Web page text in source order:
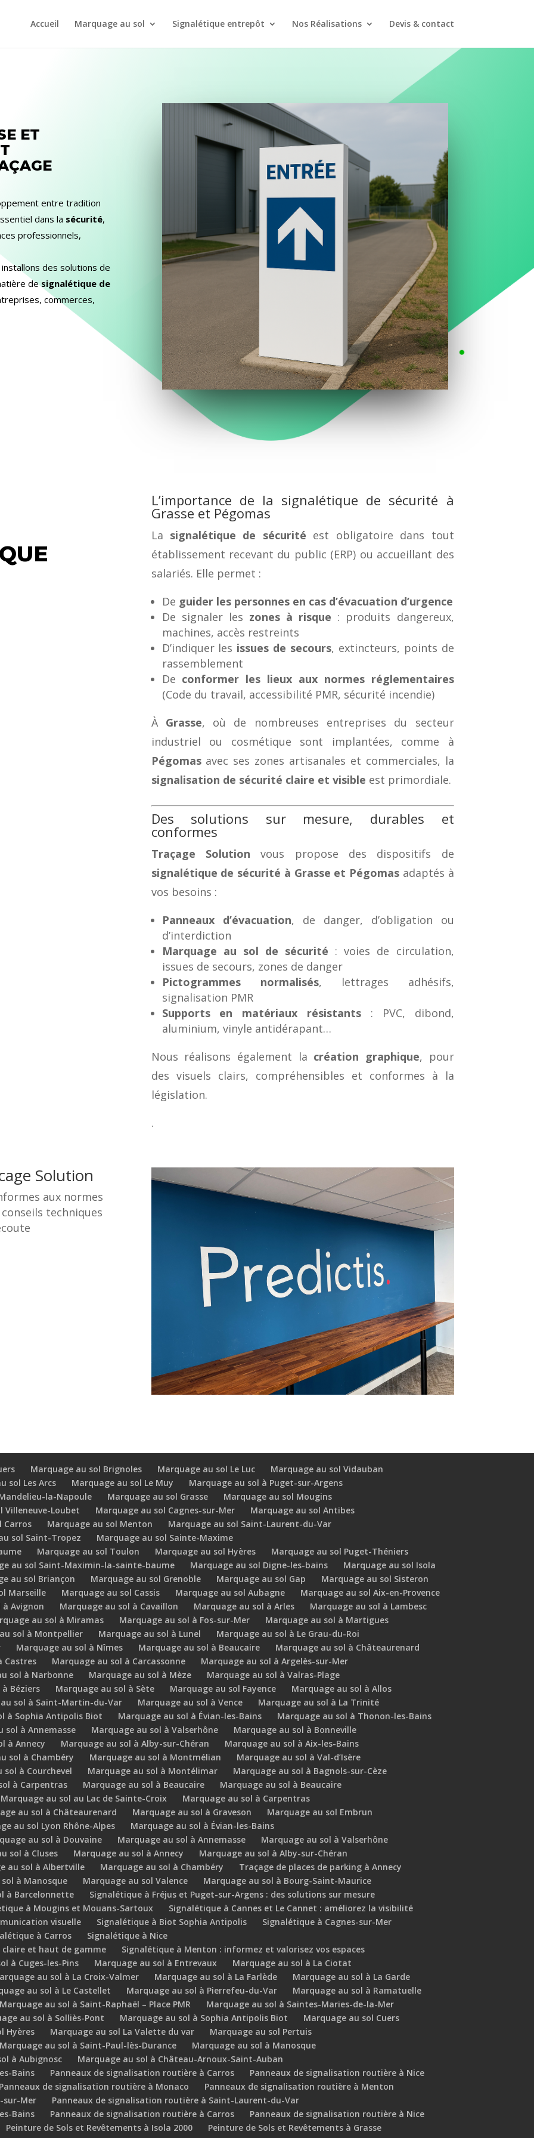
Accueil Marquage au sol Signalétique entrepôt Nos Réalisations Devis & contact
ET
entre tradition
dans la sécurité,
professionnels,
des solutions de
designalétique de
commerces,
L’importance de la signalétique de sécurité à
Grasse et Pégomas
La signalétique de sécurité est obligatoire dans tout
établissement recevant du public (ERP) ou accueillant des
salariés. Elle permet :
De guider les personnes en cas d’évacuation d’urgence
De signaler les zones à risque : produits dangereux,
machines, accès restreints
D’indiquer les issues de secours, extincteurs, points de
rassemblement
De conformer les lieux aux normes réglementaires
(Code du travail, accessibilité PMR, sécurité incendie)
À Grasse, où de nombreuses entreprises du secteur
industriel ou cosmétique sont implantées, comme à
Pégomasavec ses zones artisanales et commerciales, la
signalisation de sécurité claire et visible est primordiale.
Des solutions sur mesure, durables et
conformes
Traçage Solution vous propose des dispositifs de
signalétique de sécurité à Grasse et Pégomas adaptés à
vos besoins :
Panneaux d’évacuation, de danger, d’obligation ou
d’interdiction
Marquage au sol de sécurité : voies de circulation,
issues de secours, zones de danger
Pictogrammes normalisés, lettrages adhésifs,
signalisation PMR
Supports en matériaux résistants : PVC, dibond,
aluminium, vinyle antidérapant…
Nous réalisons également la création graphique, pour
des visuels clairs, compréhensibles et conformes à la
législation.
.
Solution
aux normes
techniques
Marquage au sol Brignoles Marquage au sol Le Luc
Marquage au sol Vidauban
sol Les Arcs Marquage au sol Le Muy
Marquage au sol à Puget-sur-Argens
la-Napoule Marquage au sol Grasse
Marquage au sol Mougins
Villeneuve-Loubet Marquage au sol Cagnes-sur-Mer
Marquage au sol Antibes
Carros Marquage au sol Menton
Marquage au sol Saint-Laurent-du-Var
sol Saint-Tropez
Marquage au sol Sainte-Maxime
Marquage au sol Toulon Marquage au sol Hyères
Marquage au sol Puget-Théniers
au sol Saint-Maximin-la-sainte-baume Marquage au sol Digne-les-bains
Marquage au sol Isola
au sol Briançon Marquage au sol Grenoble Marquage au sol Gap
Marquage au sol Sisteron
Marseille Marquage au sol Cassis Marquage au sol Aubagne
Marquage au sol Aix-en-Provence
Avignon Marquage au sol à Cavaillon Marquage au sol à Arles
Marquage au sol à Lambesc
au sol à Miramas Marquage au sol à Fos-sur-Mer
Marquage au sol à Martigues
sol à Montpellier Marquage au sol à Lunel
Marquage au sol à Le Grau-du-Roi
Marquage au sol à Nîmes Marquage au sol à Beaucaire
Marquage au sol à Châteaurenard
Castres Marquage au sol à Carcassonne
Marquage au sol à Argelès-sur-Mer
sol à Narbonne Marquage au sol à Mèze
Marquage au sol à Valras-Plage
Béziers Marquage au sol à Sète Marquage au sol Fayence
Marquage au sol à Allos
sol à Saint-Martin-du-Var Marquage au sol à Vence
Marquage au sol à La Trinité
à Sophia Antipolis Biot Marquage au sol à Évian-les-Bains
Marquage au sol à Thonon-les-Bains
sol à Annemasse Marquage au sol à Valserhône
Marquage au sol à Bonneville
à Annecy Marquage au sol à Alby-sur-Chéran
Marquage au sol à Aix-les-Bains
sol à Chambéry Marquage au sol à Montmélian
Marquage au sol à Val-d’Isère
sol à Courchevel Marquage au sol à Montélimar
Marquage au sol à Bagnols-sur-Cèze
à Carpentras Marquage au sol à Beaucaire
Marquage au sol à Beaucaire
Marquage au sol au Lac de Sainte-Croix
Marquage au sol à Carpentras
au sol à Châteaurenard Marquage au sol à Graveson
Marquage au sol Embrun
au sol Lyon Rhône-Alpes
Marquage au sol à Évian-les-Bains
au sol à Douvaine Marquage au sol à Annemasse
Marquage au sol à Valserhône
sol à Cluses Marquage au sol à Annecy
Marquage au sol à Alby-sur-Chéran
au sol à Albertville Marquage au sol à Chambéry
Traçage de places de parking à Annecy
à Manosque Marquage au sol Valence
Marquage au sol à Bourg-Saint-Maurice
à Barcelonnette
Signalétique à Fréjus et Puget-sur-Argens : des solutions sur mesure
à Mougins et Mouans-Sartoux
Signalétique à Cannes et Le Cannet : améliorez la visibilité
visuelle
Signalétique à Biot Sophia Antipolis
Signalétique à Cagnes-sur-Mer
à Carros
Signalétique à Nice
et haut de gamme
Signalétique à Menton : informez et valorisez vos espaces
à Cuges-les-Pins Marquage au sol à Entrevaux
Marquage au sol à La Ciotat
au sol à La Croix-Valmer Marquage au sol à La Farlède
Marquage au sol à La Garde
au sol à Le Castellet Marquage au sol à Pierrefeu-du-Var
Marquage au sol à Ramatuelle
Marquage au sol à Saint-Raphaël – Place PMR
Marquage au sol à Saintes-Maries-de-la-Mer
au sol à Solliès-Pont Marquage au sol à Sophia Antipolis Biot
Marquage au sol Cuers
Hyères Marquage au sol La Valette du var
Marquage au sol Pertuis
Marquage au sol à Saint-Paul-lès-Durance
Marquage au sol à Manosque
à Aubignosc
Marquage au sol à Château-Arnoux-Saint-Auban
Bains
Panneaux de signalisation routière à Carros
Panneaux de signalisation routière à Nice
Panneaux de signalisation routière à Monaco
Panneaux de signalisation routière à Menton
sur-Mer
Panneaux de signalisation routière à Saint-Laurent-du-Var
Bains
Panneaux de signalisation routière à Carros
Panneaux de signalisation routière à Nice
Peinture de Sols et Revêtements à Isola 2000
Peinture de Sols et Revêtements à Grasse